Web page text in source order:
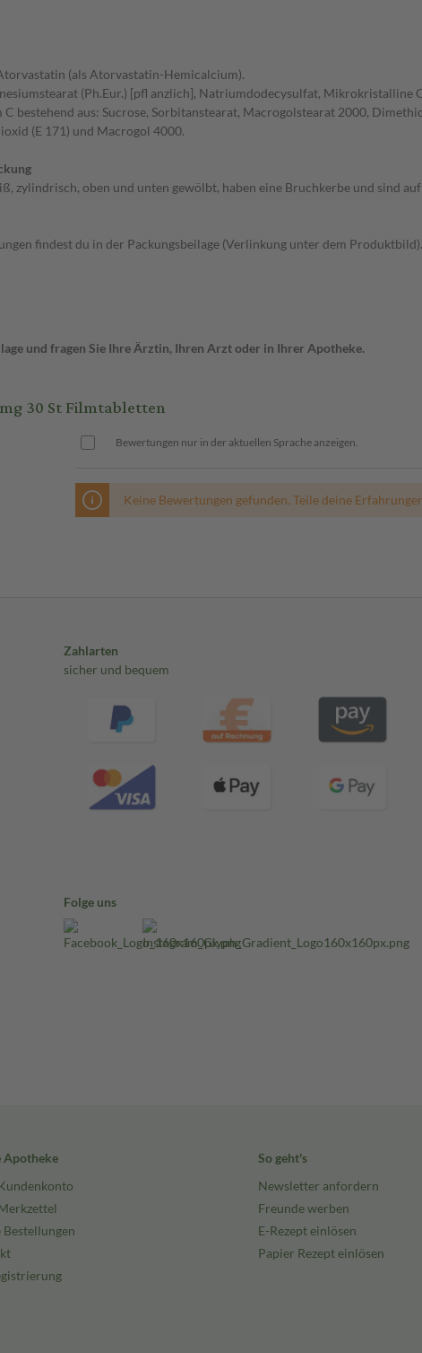
(als Atorvastatin-Hemicalcium).
(Ph.Eur.) [pfl anzlich], Natriumdodecysulfat,
bestehend aus: Sucrose, Sorbitanstearat, Macrogolstearat 2000,
(E 171) und Macrogol 4000.
zylindrisch, oben und unten gewölbt, haben eine Bruchkerbe und sind
findest du in der Packungsbeilage (Verlinkung unter dem Produktbild).
und fragen Sie Ihre Ärztin, Ihren Arzt oder in Ihrer Apotheke.
30 St Filmtabletten
Bewertungen nur in der aktuellen Sprache anzeigen.
Keine Bewertungen gefunden. Teile deine
Zahlarten
sicher und bequem
Folge uns
Apotheke
Bestellungen
So geht's
Newsletter anfordern
Freunde werben
E-Rezept einlösen
Papier Rezept einlösen